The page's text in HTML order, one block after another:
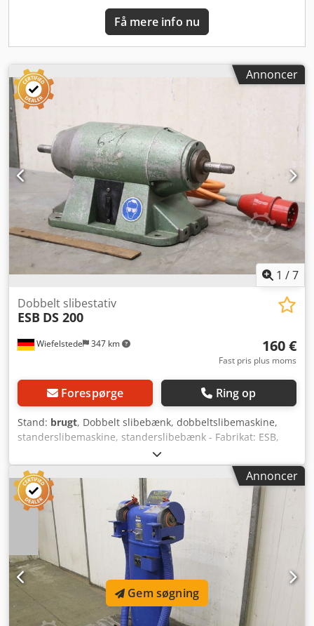
Få mere info nu
Annoncer
1 /7
Wiefelstede 347 km
Dobbelt slibestativ
ESB DS 200
160 €
Fast pris plus moms
Forespørge Ring op
Stand: brugt, Dobbelt slibebænk, dobbeltslibemaskine,
standerslibemaskine, standerslibebænk - Fabrikat: ESB,
dobbeltslibebænk Type DS 200 - Slibeskiver: maks. Ø 200 x
32 x 32 mm - Motoreffekt: 0,9 kW - Omdrejningstal: 3000
o/min - Optagelse: aksel Ø 20 x 33 mm, se billeder Dcedpfx
Aopg N Stslgok - Driftsspænding: 220/380 Volt - Mål:
490/195/H220 mm - Vægt: 15 kg
Annoncer
Gem søgning